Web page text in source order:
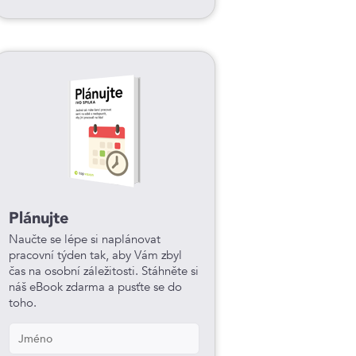
Plánujte
Naučte se lépe si naplánovat
pracovní týden tak, aby Vám zbyl
čas na osobní záležitosti. Stáhněte si
náš eBook zdarma a pusťte se do
toho.